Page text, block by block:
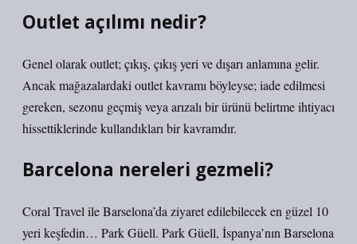
Outlet açılımı nedir?
Genel olarak outlet; çıkış, çıkış yeri ve dışarı anlamına gelir.
Ancak mağazalardaki outlet kavramı böyleyse; iade edilmesi
gereken, sezonu geçmiş veya arızalı bir ürünü belirtme ihtiyacı
hissettiklerinde kullandıkları bir kavramdır.
Barcelona nereleri gezmeli?
Coral Travel ile Barselona’da ziyaret edilebilecek en güzel 10
yeri keşfedin… Park Güell. Park Güell, İspanya’nın Barselona